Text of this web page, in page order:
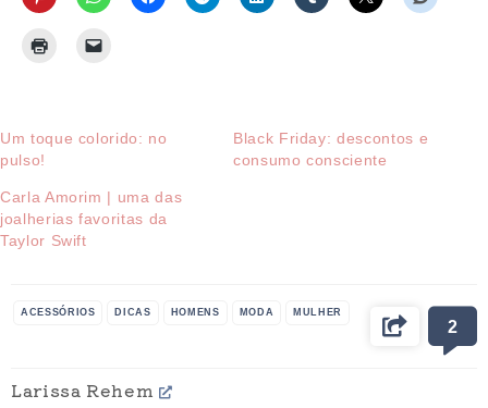
Um toque colorido: no
pulso!
Black Friday: descontos e
consumo consciente
Carla Amorim | uma das
joalherias favoritas da
Taylor Swift
ACESSÓRIOS DICAS HOMENS MODA MULHER
2
Larissa Rehem